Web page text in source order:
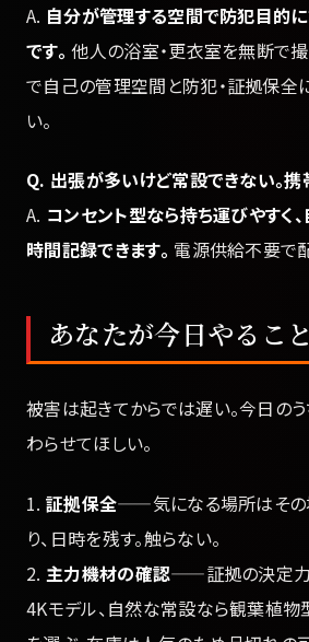
A. 自分が管理する空間で防犯目的
です。 他人の浴室・更衣室を無断で撮
で自己の管理空間と防犯・証拠保全
い。
Q. 出張が多いけど常設できない。携
A. コンセント型なら持ち運びやすく
時間記録できます。 電源供給不要で
あなたが今日やること
被害は起きてからでは遅い。今日の
わらせてほしい。
1. 証拠保全——気になる場所はその
り、日時を残す。触らない。
2. 主力機材の確認——証拠の決定力
4Kモデル、自然な常設なら観葉植物